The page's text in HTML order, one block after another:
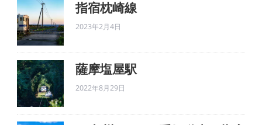
展
へ
指宿枕崎線
2023年2月4日
薩摩塩屋駅
2022年8月29日